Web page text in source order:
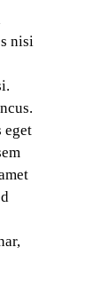
nisi
eget